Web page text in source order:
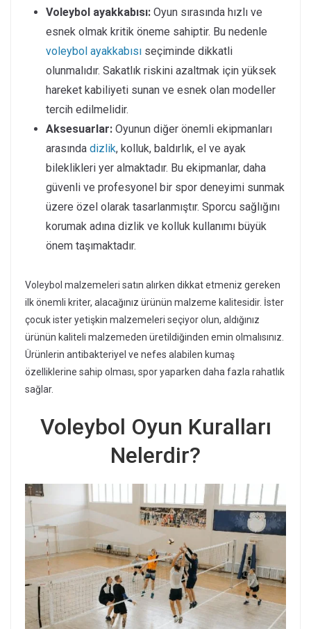
Voleybol ayakkabısı: Oyun sırasında hızlı ve
esnek olmak kritik öneme sahiptir. Bu nedenle
voleybol ayakkabısı seçiminde dikkatli
olunmalıdır. Sakatlık riskini azaltmak için yüksek
hareket kabiliyeti sunan ve esnek olan modeller
tercih edilmelidir.
Aksesuarlar: Oyunun diğer önemli ekipmanları
arasında dizlik, kolluk, baldırlık, el ve ayak
bileklikleri yer almaktadır. Bu ekipmanlar, daha
güvenli ve profesyonel bir spor deneyimi sunmak
üzere özel olarak tasarlanmıştır. Sporcu sağlığını
korumak adına dizlik ve kolluk kullanımı büyük
önem taşımaktadır.
Voleybol malzemeleri satın alırken dikkat etmeniz gereken
ilk önemli kriter, alacağınız ürünün malzeme kalitesidir. İster
çocuk ister yetişkin malzemeleri seçiyor olun, aldığınız
ürünün kaliteli malzemeden üretildiğinden emin olmalısınız.
Ürünlerin antibakteriyel ve nefes alabilen kumaş
özelliklerine sahip olması, spor yaparken daha fazla rahatlık
sağlar.
Voleybol Oyun Kuralları
Nelerdir?